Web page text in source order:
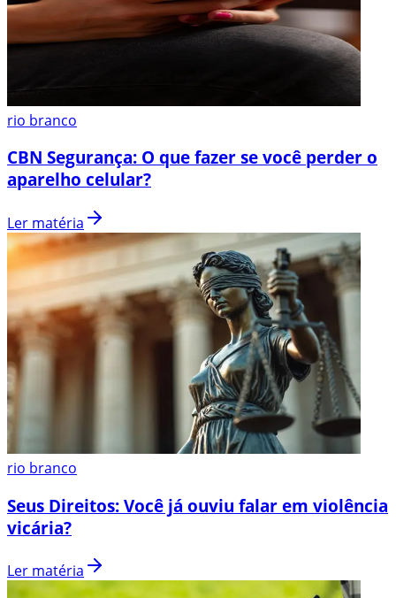
rio branco
CBN Segurança: O que fazer se você perder o
aparelho celular?
Ler matéria
rio branco
Seus Direitos: Você já ouviu falar em violência
vicária?
Ler matéria